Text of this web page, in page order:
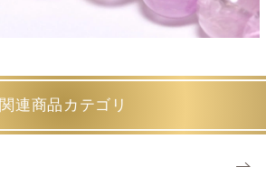
関連商品カテゴリ